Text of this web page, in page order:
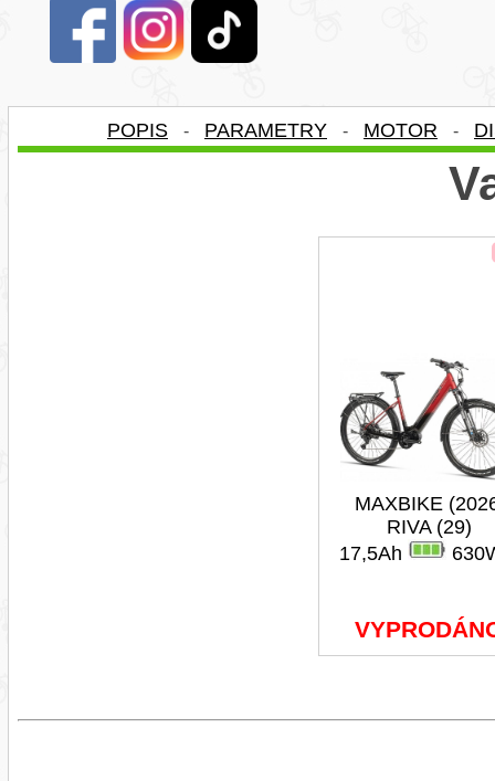
POPIS - PARAMETRY - MOTOR -
MAXBIKE
RIVA (29)
17,5Ah